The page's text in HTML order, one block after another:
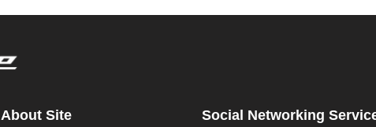
About Site Social Networking